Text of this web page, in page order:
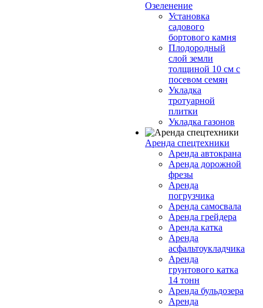
Озеленение
Установка
садового
бортового камня
Плодородный
слой земли
толщиной 10 см с
посевом семян
Укладка
тротуарной
плитки
Укладка газонов
Аренда спецтехники
Аренда автокрана
Аренда дорожной
фрезы
Аренда
погрузчика
Аренда самосвала
Аренда грейдера
Аренда катка
Аренда
асфальтоукладчика
Аренда
грунтового катка
14 тонн
Аренда бульдозера
Аренда